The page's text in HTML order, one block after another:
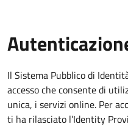
Il Sistema Pubblico di
accesso che consente di
unica, i servizi online. Per
ti ha rilasciato l’Identity